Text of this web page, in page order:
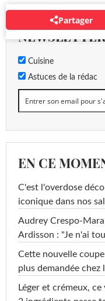
Partager
Cuisine
Astuces de la rédac
EN CE
C'est l'overdose
iconique dans nos
Audrey Crespo-
Ardisson : "Je n'ai
Cette nouvelle
plus demandée
Léger et crémeux,